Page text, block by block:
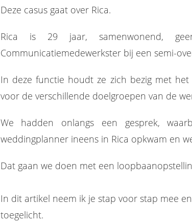
Deze casus gaat over Rica.
Rica is 29 jaar, samenwonend,
Communicatiemedewerkster bij een semi-
In deze functie houdt ze zich bezig met
voor de verschillende doelgroepen van de
We hadden onlangs een gesprek,
weddingplanner ineens in Rica opkwam en
Dat gaan we doen met een
In dit artikel neem ik je stap voor stap mee
toegelicht.